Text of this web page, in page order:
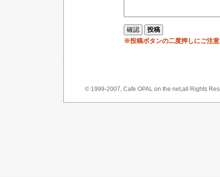
※投稿ボタンの二度押しにご注
© 1999-2007, Cafe OPAL on the net,all Rights